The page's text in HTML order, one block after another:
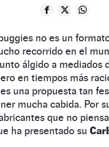
no es un
recorrido en el
álgido a mediados
en tiempos más
una propuesta tan
mucha cabida. Por
que no
ha presentado su